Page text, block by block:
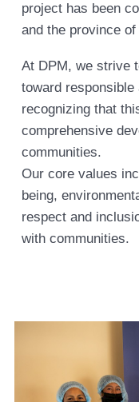
project has been
and the province of
At DPM, we strive
toward responsible
recognizing that
comprehensive
communities.
Our core values
being,
respect and
with communities.